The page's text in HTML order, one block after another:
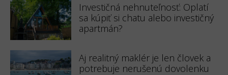
Investičná nehnuteľnosť: Oplatí
sa kúpiť si chatu alebo investičný
apartmán?
Aj realitný maklér je len človek a
potrebuje nerušenú dovolenku